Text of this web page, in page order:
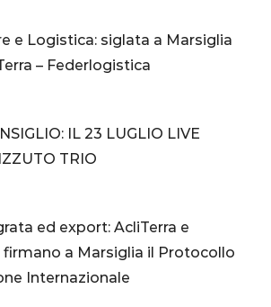
e Logistica: siglata a Marsiglia
– Federlogistica
IL 23 LUGLIO LIVE
TRIO
ed export: AcliTerra e
firmano a Marsiglia il Protocollo
Internazionale